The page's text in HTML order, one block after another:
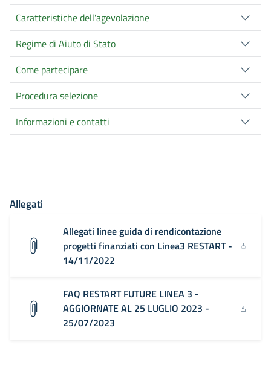
Caratteristiche dell'agevolazione
Regime di Aiuto di Stato
Come partecipare
Procedura selezione
Informazioni e contatti
Allegati
Allegati linee guida di rendicontazione
progetti finanziati con Linea3 RESTART -
14/11/2022
FAQ RESTART FUTURE LINEA 3 -
AGGIORNATE AL 25 LUGLIO 2023 -
25/07/2023